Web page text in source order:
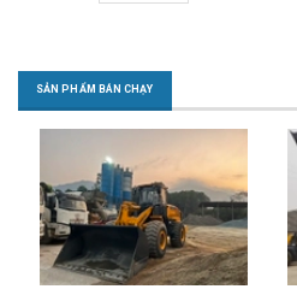
SẢN PHẨM BÁN CHẠY